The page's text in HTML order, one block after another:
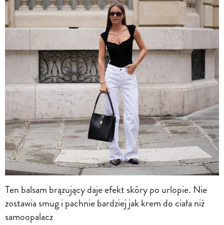
Ten balsam brązujący daje efekt skóry po urlopie. Nie
zostawia smug i pachnie bardziej jak krem do ciała niż
samoopalacz